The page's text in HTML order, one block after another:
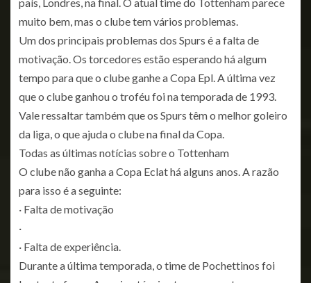
muito bem, mas o clube tem vários problemas.
Um dos principais problemas dos Spurs é a falta de
motivação. Os torcedores estão esperando há algum
tempo para que o clube ganhe a Copa Epl. A última vez
que o clube ganhou o troféu foi na temporada de 1993.
Vale ressaltar também que os Spurs têm o melhor goleiro
da liga, o que ajuda o clube na final da Copa.
Todas as últimas notícias sobre o Tottenham
O clube não ganha a Copa Eclat há alguns anos. A razão
para isso é a seguinte:
· Falta de motivação
·
· Falta de experiência.
Durante a última temporada, o time de Pochettinos foi